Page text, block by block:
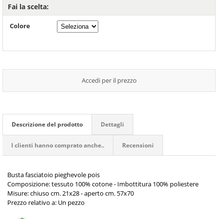
Fai la scelta:
Colore
Accedi per il prezzo
Descrizione del prodotto Dettagli
I clienti hanno comprato anche.. Recensioni
Busta fasciatoio pieghevole pois
Composizione: tessuto 100% cotone - Imbottitura 100% poliestere
Misure: chiuso cm. 21x28 - aperto cm. 57x70
Prezzo relativo a: Un pezzo